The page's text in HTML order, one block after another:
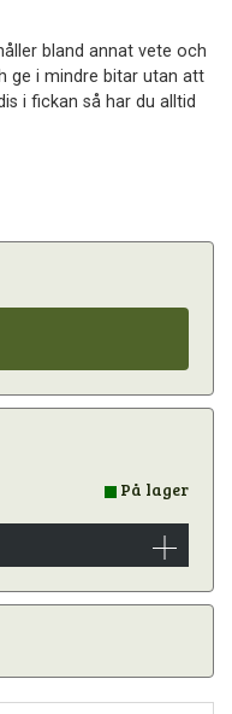
bland annat vete och
ge i mindre bitar utan att
i fickan så har du alltid
På lager